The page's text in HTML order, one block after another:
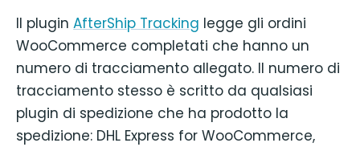
Il plugin AfterShip Tracking legge gli ordini
WooCommerce completati che hanno un
numero di tracciamento allegato. Il numero di
tracciamento stesso è scritto da qualsiasi
plugin di spedizione che ha prodotto la
spedizione: DHL Express for WooCommerce,